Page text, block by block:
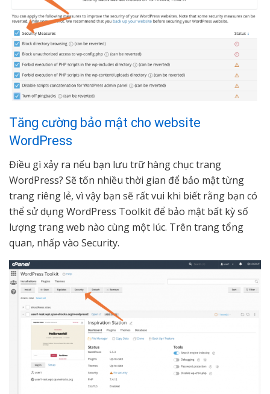
Tăng cường bảo mật cho website
WordPress
Điều gì xảy ra nếu bạn lưu trữ hàng chục trang
WordPress? Sẽ tốn nhiều thời gian để bảo mật từng
trang riêng lẻ, vì vậy bạn sẽ rất vui khi biết rằng bạn có
thể sử dụng WordPress Toolkit để bảo mật bất kỳ số
lượng trang web nào cùng một lúc. Trên trang tổng
quan, nhấp vào Security.